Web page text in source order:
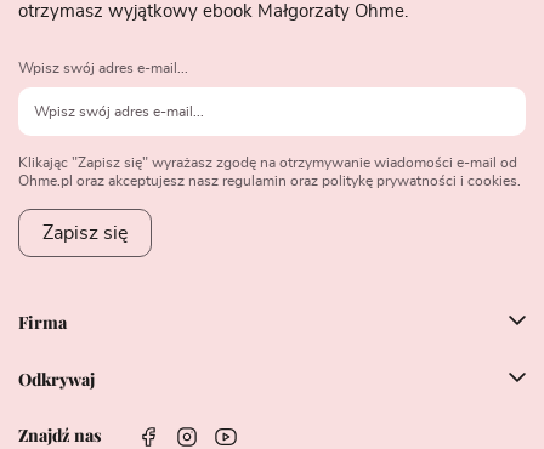
Firma
Odkrywaj
Znajdź nas
otrzymasz wyjątkowy ebook Małgorzaty Ohme.
Wpisz swój adres e-mail...
Klikając "Zapisz się" wyrażasz zgodę na otrzymywanie wiadomości e-mail od
Ohme.pl oraz akceptujesz nasz regulamin oraz politykę prywatności i cookies.
Zapisz się